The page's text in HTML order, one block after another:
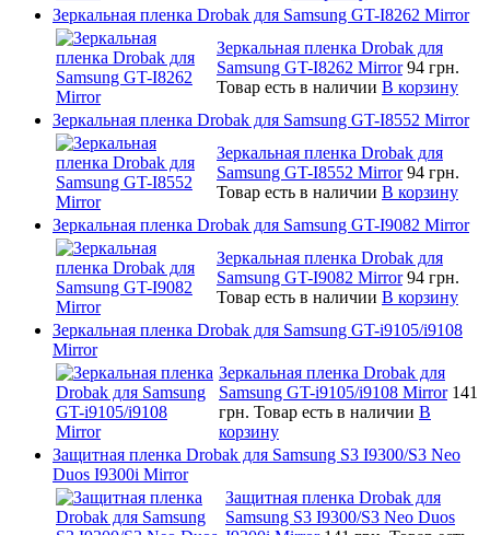
Зеркальная пленка Drobak для Samsung GT-I8262 Mirror
Зеркальная пленка Drobak для
Samsung GT-I8262 Mirror 94 грн.
Товар есть в наличии В корзину
Зеркальная пленка Drobak для Samsung GT-I8552 Mirror
Зеркальная пленка Drobak для
Samsung GT-I8552 Mirror 94 грн.
Товар есть в наличии В корзину
Зеркальная пленка Drobak для Samsung GT-I9082 Mirror
Зеркальная пленка Drobak для
Samsung GT-I9082 Mirror 94 грн.
Товар есть в наличии В корзину
Зеркальная пленка Drobak для Samsung GT-i9105/i9108
Mirror
Зеркальная пленка Drobak для
Samsung GT-i9105/i9108 Mirror 141
грн. Товар есть в наличии В
корзину
Защитная пленка Drobak для Samsung S3 I9300/S3 Neo
Duos I9300i Mirror
Защитная пленка Drobak для
Samsung S3 I9300/S3 Neo Duos